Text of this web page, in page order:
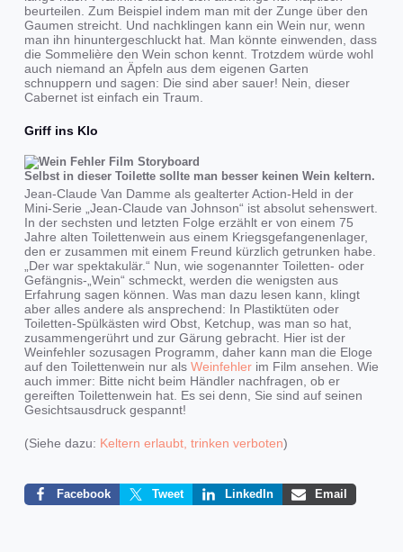
beurteilen. Zum Beispiel indem man mit der Zunge über den
Gaumen streicht. Und nachklingen kann ein Wein nur, wenn
man ihn hinuntergeschluckt hat. Man könnte einwenden, dass
die Sommelière den Wein schon kennt. Trotzdem würde wohl
auch niemand an Äpfeln aus dem eigenen Garten
schnuppern und sagen: Die sind aber sauer! Nein, dieser
Cabernet ist einfach ein Traum.
Griff ins Klo
Selbst in dieser Toilette sollte man besser keinen Wein keltern.
Jean-Claude Van Damme als gealterter Action-Held in der
Mini-Serie „Jean-Claude van Johnson“ ist absolut sehenswert.
In der sechsten und letzten Folge erzählt er von einem 75
Jahre alten Toilettenwein aus einem Kriegsgefangenenlager,
den er zusammen mit einem Freund kürzlich getrunken habe.
„Der war spektakulär.“ Nun, wie sogenannter Toiletten- oder
Gefängnis-„Wein“ schmeckt, werden die wenigsten aus
Erfahrung sagen können. Was man dazu lesen kann, klingt
aber alles andere als ansprechend: In Plastiktüten oder
Toiletten-Spülkästen wird Obst, Ketchup, was man so hat,
zusammengerührt und zur Gärung gebracht. Hier ist der
Weinfehler sozusagen Programm, daher kann man die Eloge
auf den Toilettenwein nur als Weinfehlerim Film ansehen. Wie
auch immer: Bitte nicht beim Händler nachfragen, ob er
gereiften Toilettenwein hat. Es sei denn, Sie sind auf seinen
Gesichtsausdruck gespannt!
(Siehe dazu: Keltern erlaubt, trinken verboten)
Facebook Tweet LinkedIn Email